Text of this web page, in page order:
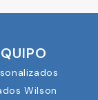
Wilson